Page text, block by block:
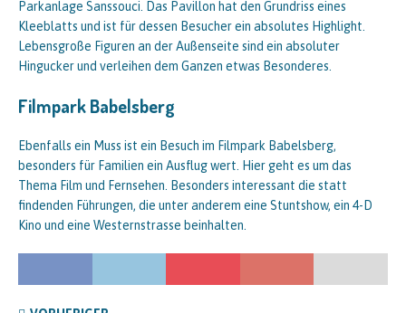
Parkanlage Sanssouci. Das Pavillon hat den Grundriss eines
Kleeblatts und ist für dessen Besucher ein absolutes Highlight.
Lebensgroße Figuren an der Außenseite sind ein absoluter
Hingucker und verleihen dem Ganzen etwas Besonderes.
Filmpark Babelsberg
Ebenfalls ein Muss ist ein Besuch im Filmpark Babelsberg,
besonders für Familien ein Ausflug wert. Hier geht es um das
Thema Film und Fernsehen. Besonders interessant die statt
findenden Führungen, die unter anderem eine Stuntshow, ein 4-D
Kino und eine Westernstrasse beinhalten.